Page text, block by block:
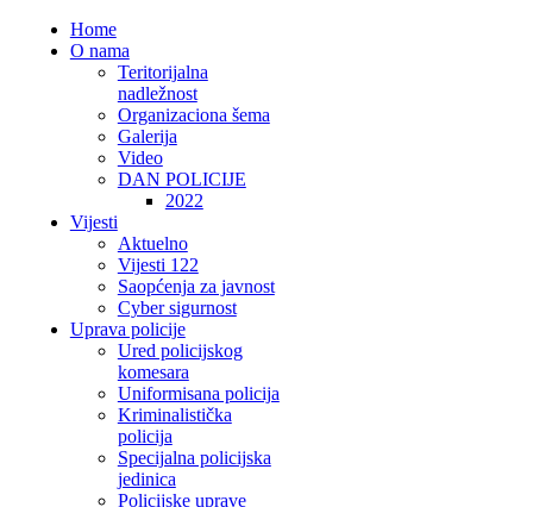
Home
O nama
Teritorijalna
nadležnost
Organizaciona šema
Galerija
Video
DAN POLICIJE
2022
Vijesti
Aktuelno
Vijesti 122
Saopćenja za javnost
Cyber sigurnost
Uprava policije
Ured policijskog
komesara
Uniformisana policija
Kriminalistička
policija
Specijalna policijska
jedinica
Policijske uprave